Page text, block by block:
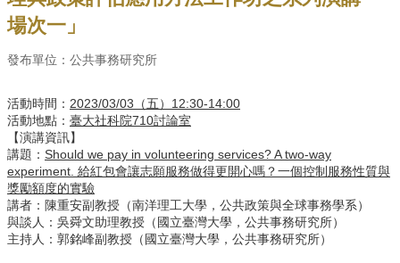
English
公
所
簡
介
公
事
所
成
員
場次一」
發布單位：公共事務研究所
活動時間： 2023/03/03（五）12:30-14:00
活動地點： 臺大社科院710討論室
【演講資訊】
講題： Should we pay in volunteering services? A two-way
experiment. 給紅包會讓志願服務做得更開心嗎？一個控制服務性質與
獎勵額度的實驗
講者：陳重安副教授（南洋理工大學，公共政策與全球事務學系）
與談人：吳舜文助理教授（國立臺灣大學，公共事務研究所）
主持人：郭銘峰副教授（國立臺灣大學，公共事務研究所）